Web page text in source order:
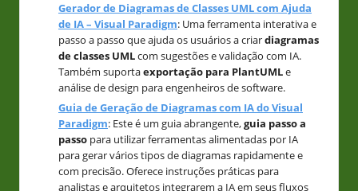
Gerador de Diagramas de Classes UML com Ajuda
de IA – Visual Paradigm: Uma ferramenta interativa e
passo a passo que ajuda os usuários a criardiagramas
de classes UMLcom sugestões e validação com IA.
Também suportaexportação para PlantUMLe
análise de design para engenheiros de software.
Guia de Geração de Diagramas com IA do Visual
Paradigm: Este é um guia abrangente,guia passo a
passo para utilizar ferramentas alimentadas por IA
para gerar vários tipos de diagramas rapidamente e
com precisão. Oferece instruções práticas para
analistas e arquitetos integrarem a IA em seus fluxos